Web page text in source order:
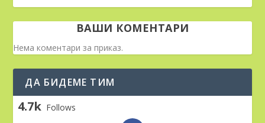
ВАШИ КОМЕНТАРИ
Нема коментари за приказ.
ДА БИДЕМЕ ТИМ
4.7k Follows